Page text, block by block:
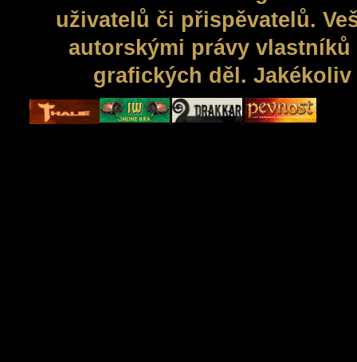
uživatelů či přispěvatelů.
autorskými právy
grafických děl.